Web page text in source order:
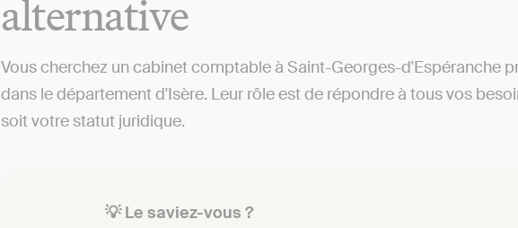
alternative
Vous cherchez un cabinet comptable à Saint-Georges-d'Espéranche
dans le département d'Isère. Leur rôle est de répondre à tous vos
soit votre statut juridique.
💡 Le saviez-vous ?